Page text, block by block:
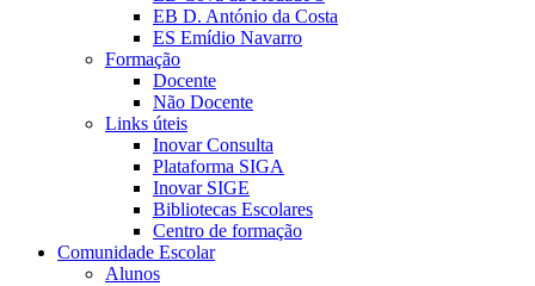
EB D. António da Costa
ES Emídio Navarro
Formação
Docente
Não Docente
Links úteis
Inovar Consulta
Plataforma SIGA
Inovar SIGE
Bibliotecas Escolares
Centro de formação
Comunidade Escolar
Alunos